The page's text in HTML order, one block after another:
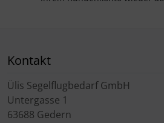
Kontakt
Ülis Segelflugbedarf GmbH
Untergasse 1
63688 Gedern